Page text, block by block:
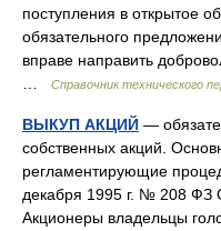
поступления в открытое
обязательного
вправе направить
Справочник технического
ВЫКУП АКЦИЙ —
собственных акций.
регламентирующие
декабря 1995 г. № 208 ФЗ
Акционеры владельцы